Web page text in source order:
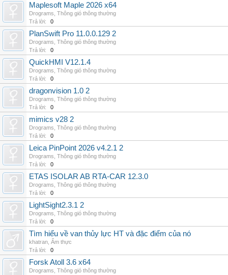
Maplesoft Maple 2026 x64
Drograms Thông gió thông thường
Trả lời:
0
PlanSwift Pro 11.0.0.129 2
Drograms Thông gió thông thường
Trả lời:
0
QuickHMI V12.1.4
Drograms Thông gió thông thường
Trả lời:
0
dragonvision 1.0 2
Drograms Thông gió thông thường
Trả lời:
0
mimics v28 2
Drograms Thông gió thông thường
Trả lời:
0
Leica PinPoint 2026 v4.2.1 2
Drograms Thông gió thông thường
Trả lời:
0
ETAS ISOLAR AB RTA-CAR 12.3.0
Drograms Thông gió thông thường
Trả lời:
0
LightSight2.3.1 2
Drograms Thông gió thông thường
Trả lời:
0
Tìm hiểu về van thủy lực HT và đặc điểm của nó
khatran Ẩm thực
Trả lời:
0
Forsk Atoll 3.6 x64
Drograms Thông gió thông thường